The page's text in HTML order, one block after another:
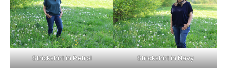
Strickshirt in Petrol Strickshirt in Navy